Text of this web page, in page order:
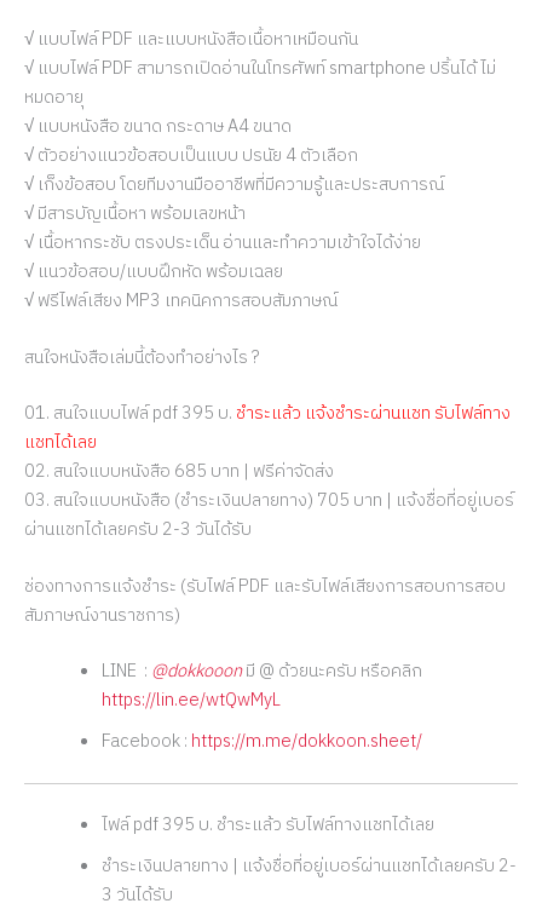
√ แบบไฟล์ PDF และแบบหนังสือเนื้อหาเหมือนกัน
√ แบบไฟล์ PDF สามารถเปิดอ่านในโทรศัพท์ smartphone ปริ้นได้ ไม่
หมดอายุ
√ แบบหนังสือ ขนาด กระดาษ A4 ขนาด
√ ตัวอย่างแนวข้อสอบเป็นแบบ ปรนัย 4 ตัวเลือก
√ เก็งข้อสอบ โดยทีมงานมืออาชีพที่มีความรู้และประสบการณ์
√ มีสารบัญเนื้อหา พร้อมเลขหน้า
√ เนื้อหากระชับ ตรงประเด็น อ่านและทำความเข้าใจได้ง่าย
√ แนวข้อสอบ/แบบฝึกหัด พร้อมเฉลย
√ ฟรีไฟล์เสียง MP3 เทคนิคการสอบสัมภาษณ์
สนใจหนังสือเล่มนี้ต้องทำอย่างไร ?
01. สนใจแบบไฟล์ pdf 395 บ. ชำระแล้ว แจ้งชำระผ่านแชท รับไฟล์ทาง
แชทได้เลย
02. สนใจแบบหนังสือ 685 บาท | ฟรีค่าจัดส่ง
03. สนใจแบบหนังสือ (ชำระเงินปลายทาง) 705 บาท | แจ้งชื่อที่อยู่เบอร์
ผ่านแชทได้เลยครับ 2-3 วันได้รับ
ช่องทางการแจ้งชำระ (รับไฟล์ PDF และรับไฟล์เสียงการสอบการสอบ
สัมภาษณ์งานราชการ)
LINE : @dokkooonมี @ ด้วยนะครับ หรือคลิก
https://lin.ee/wtQwMyL
Facebook : https://m.me/dokkoon.sheet/
ไฟล์ pdf 395 บ. ชำระแล้ว รับไฟล์ทางแชทได้เลย
ชำระเงินปลายทาง | แจ้งชื่อที่อยู่เบอร์ผ่านแชทได้เลยครับ 2-
3 วันได้รับ